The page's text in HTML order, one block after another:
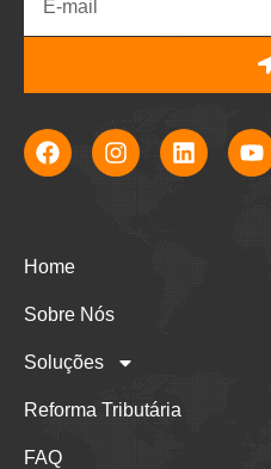
Home
Sobre Nós
Soluções
Reforma Tributária
FAQ